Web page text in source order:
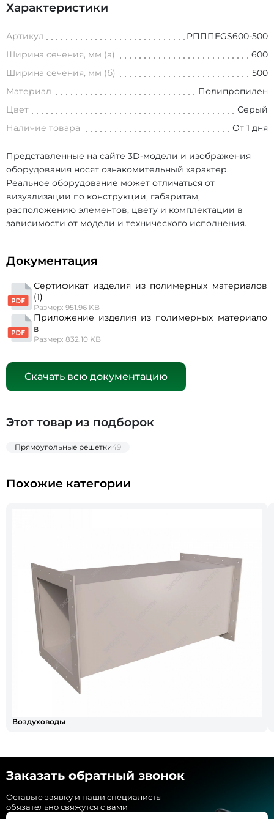
Характеристики
Артикул
РПППEGS600-500
Ширина сечения, мм (а)
600
Ширина сечения, мм (б)
500
Материал
Полипропилен
Цвет
Серый
Наличие товара
От 1 дня
Представленные на сайте 3D-модели и изображения
оборудования носят ознакомительный характер.
Реальное оборудование может отличаться от
визуализации по конструкции, габаритам,
расположению элементов, цвету и комплектации в
зависимости от модели и технического исполнения.
Документация
Сертификат_изделия_из_полимерных_материалов
(1)
Размер: 951.96 KB
Приложение_изделия_из_полимерных_материало
в
Размер: 832.10 KB
Скачать всю документацию
Этот товар из подборок
Прямоугольные решетки49
Похожие категории
Воздуховоды
Заказать обратный звонок
Оставьте заявку и наши специалисты
обязательно свяжутся с вами